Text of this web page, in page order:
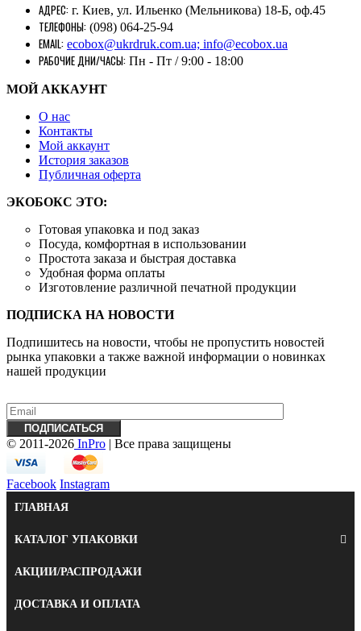
АДРЕС: г. Киев, ул. Ильенко (Мельникова) 18-Б, оф.45
ТЕЛЕФОНЫ: (098) 064-25-94
EMAIL: ecobox@ukrdruk.com.ua; info@ecobox.ua
РАБОЧИЕ ДНИ/ЧАСЫ: Пн - Пт / 9:00 - 18:00
МОЙ АККАУНТ
О нас
Контакты
Mой аккаунт
История заказов
Публичная оферта
ЭКОБОКС ЭТО:
Готовая упаковка и под заказ
Посуда, комфортная в использовании
Простота заказа и быстрая доставка
Удобная форма оплаты
Изготовление различной печатной продукции
ПОДПИСКА НА НОВОСТИ
Подпишитесь на новости, чтобы не пропустить новостей
рынка упаковки а также важной информации о новинках
нашей продукции
© 2011-2026 InPro | Все права защищены
Facebook Instagram
ГЛАВНАЯ
КАТАЛОГ УПАКОВКИ
АКЦИИ/РАСПРОДАЖИ
ДОСТАВКА И ОПЛАТА